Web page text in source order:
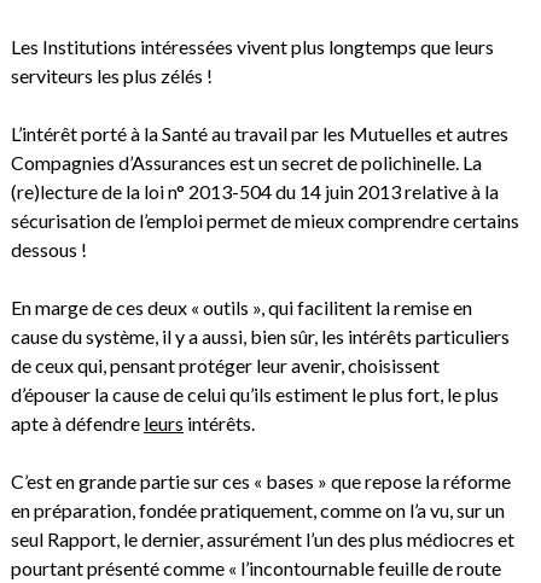
Les Institutions intéressées vivent plus longtemps que leurs
serviteurs les plus zélés !
L’intérêt porté à la Santé au travail par les Mutuelles et autres
Compagnies d’Assurances est un secret de polichinelle. La
(re)lecture de la loi n° 2013-504 du 14 juin 2013 relative à la
sécurisation de l’emploi permet de mieux comprendre certains
dessous !
En marge de ces deux « outils », qui facilitent la remise en
cause du système, il y a aussi, bien sûr, les intérêts particuliers
de ceux qui, pensant protéger leur avenir, choisissent
d’épouser la cause de celui qu’ils estiment le plus fort, le plus
apte à défendre leurs intérêts.
C’est en grande partie sur ces « bases » que repose la réforme
en préparation, fondée pratiquement, comme on l’a vu, sur un
seul Rapport, le dernier, assurément l’un des plus médiocres et
pourtant présenté comme « l’incontournable feuille de route